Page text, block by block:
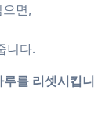
면,
니다.
를 리셋시킵니